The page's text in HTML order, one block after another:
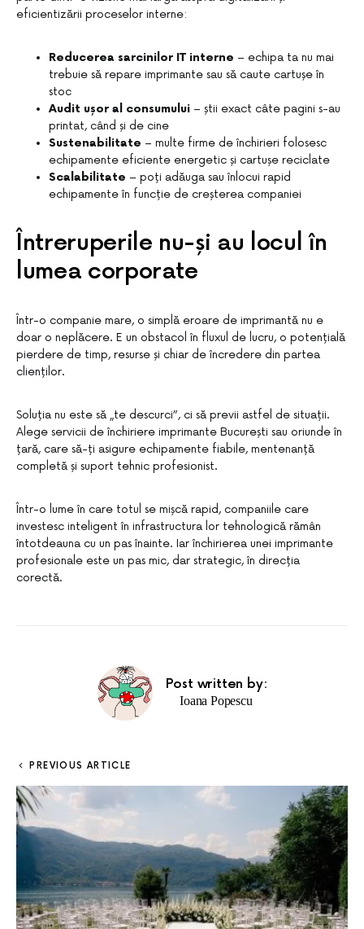
eficientizării proceselor interne:
Reducerea sarcinilor IT interne – echipa ta nu mai
trebuie să repare imprimante sau să caute cartușe în
stoc
Audit ușor al consumului – știi exact câte pagini s-au
printat, când și de cine
Sustenabilitate – multe firme de închirieri folosesc
echipamente eficiente energetic și cartușe reciclate
Scalabilitate – poți adăuga sau înlocui rapid
echipamente în funcție de creșterea companiei
Întreruperile nu-și au locul în
lumea corporate
Într-o companie mare, o simplă eroare de imprimantă nu e
doar o neplăcere. E un obstacol în fluxul de lucru, o potențială
pierdere de timp, resurse și chiar de încredere din partea
clienților.
Soluția nu este să „te descurci”, ci să previi astfel de situații.
Alege servicii de închiriere imprimante București sau oriunde în
țară, care să-ți asigure echipamente fiabile, mentenanță
completă și suport tehnic profesionist.
Într-o lume în care totul se mișcă rapid, companiile care
investesc inteligent în infrastructura lor tehnologică rămân
întotdeauna cu un pas înainte. Iar închirierea unei imprimante
profesionale este un pas mic, dar strategic, în direcția
corectă.
Post written by:
Ioana Popescu
PREVIOUS ARTICLE